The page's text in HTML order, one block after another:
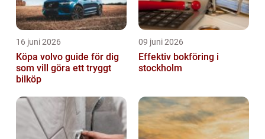
16 juni 2026
Köpa volvo guide för dig
som vill göra ett tryggt
bilköp
09 juni 2026
Effektiv bokföring i
stockholm